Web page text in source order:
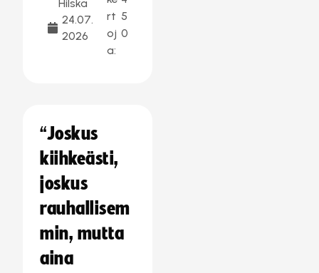
Hilska
24.07.
2026
rt
oj
a:
5
0
“Joskus
kiihkeästi,
joskus
rauhallisem
min, mutta
aina